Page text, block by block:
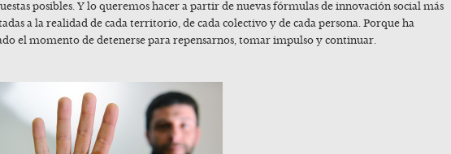
posibles. Y lo queremos hacer a partir de nuevas fórmulas de innovación social más
a la realidad de cada territorio, de cada colectivo y de cada persona. Porque ha
el momento de detenerse para repensarnos, tomar impulso y continuar.